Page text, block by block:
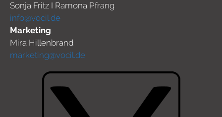
Sonja Fritz I Ramona Pfrang
info@vocil.de
Marketing
Mira Hillenbrand
marketing@vocil.de